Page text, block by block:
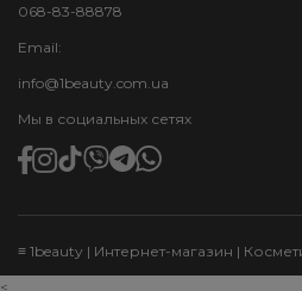
068-83-88878
Email:
info@1beauty.com.ua
Мы в социальных сетях
≡ 1beauty | Интернет-магазин |
<